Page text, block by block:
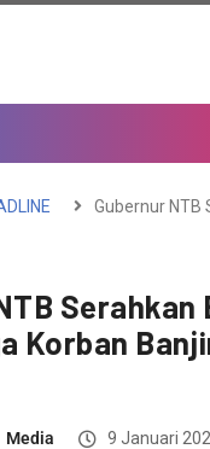
Gubernur NTB
Serahkan
Korban
Media 9 Januari